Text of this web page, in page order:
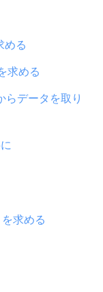
める
求める
らデータを取り
求める